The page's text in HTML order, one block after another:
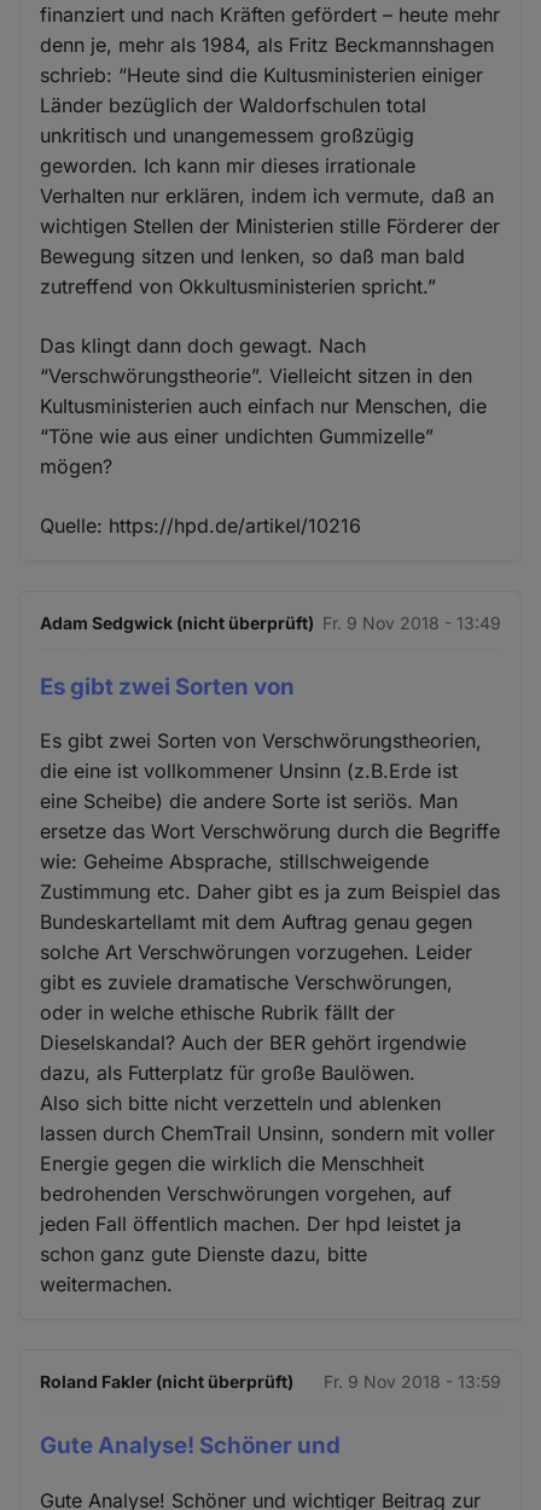
finanziert und nach Kräften gefördert – heute mehr
denn je, mehr als 1984, als Fritz Beckmannshagen
schrieb: “Heute sind die Kultusministerien einiger
Länder bezüglich der Waldorfschulen total
unkritisch und unangemessem großzügig
geworden. Ich kann mir dieses irrationale
Verhalten nur erklären, indem ich vermute, daß an
wichtigen Stellen der Ministerien stille Förderer der
Bewegung sitzen und lenken, so daß man bald
zutreffend von Okkultusministerien spricht.”
Das klingt dann doch gewagt. Nach
“Verschwörungstheorie”. Vielleicht sitzen in den
Kultusministerien auch einfach nur Menschen, die
“Töne wie aus einer undichten Gummizelle”
mögen?
Quelle: https://hpd.de/artikel/10216
Adam Sedgwick (nicht überprüft) Fr. 9 Nov 2018 - 13:49
Es gibt zwei Sorten von
Es gibt zwei Sorten von Verschwörungstheorien,
die eine ist vollkommener Unsinn (z.B.Erde ist
eine Scheibe) die andere Sorte ist seriös. Man
ersetze das Wort Verschwörung durch die Begriffe
wie: Geheime Absprache, stillschweigende
Zustimmung etc. Daher gibt es ja zum Beispiel das
Bundeskartellamt mit dem Auftrag genau gegen
solche Art Verschwörungen vorzugehen. Leider
gibt es zuviele dramatische Verschwörungen,
oder in welche ethische Rubrik fällt der
Dieselskandal? Auch der BER gehört irgendwie
dazu, als Futterplatz für große Baulöwen.
Also sich bitte nicht verzetteln und ablenken
lassen durch ChemTrail Unsinn, sondern mit voller
Energie gegen die wirklich die Menschheit
bedrohenden Verschwörungen vorgehen, auf
jeden Fall öffentlich machen. Der hpd leistet ja
schon ganz gute Dienste dazu, bitte
weitermachen.
Roland Fakler (nicht überprüft) Fr. 9 Nov 2018 - 13:59
Gute Analyse! Schöner und
Gute Analyse! Schöner und wichtiger Beitrag zur